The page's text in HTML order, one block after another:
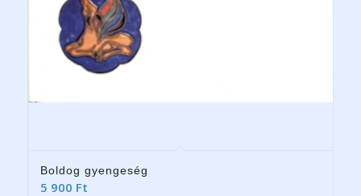
Boldog gyengeség
5 900 Ft